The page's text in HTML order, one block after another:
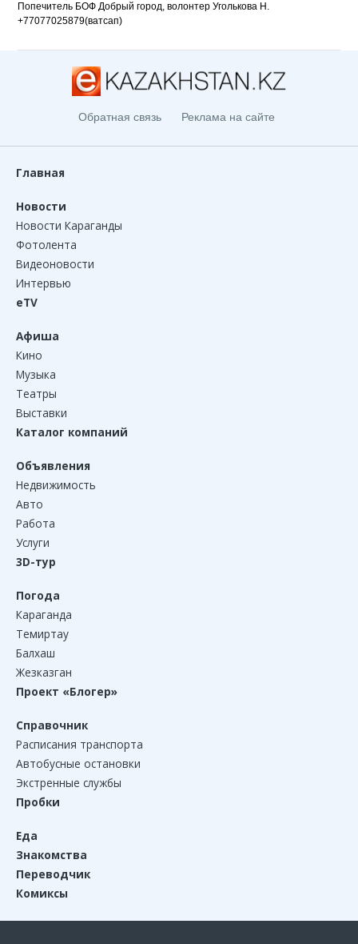
Попечитель БОФ Добрый город, волонтер Уголькова Н.
+77077025879(ватсап)
Обратная связь Реклама на сайте
Главная
Новости
Новости Караганды
Фотолента
Видеоновости
Интервью
eTV
Афиша
Кино
Музыка
Театры
Выставки
Каталог компаний
Объявления
Недвижимость
Авто
Работа
Услуги
3D-тур
Погода
Караганда
Темиртау
Балхаш
Жезказган
Проект «Блогер»
Справочник
Расписания транспорта
Автобусные остановки
Экстренные службы
Пробки
Еда
Знакомства
Переводчик
Комиксы